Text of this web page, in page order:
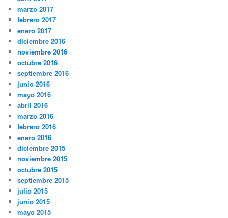
marzo 2017
febrero 2017
enero 2017
diciembre 2016
noviembre 2016
octubre 2016
septiembre 2016
junio 2016
mayo 2016
abril 2016
marzo 2016
febrero 2016
enero 2016
diciembre 2015
noviembre 2015
octubre 2015
septiembre 2015
julio 2015
junio 2015
mayo 2015